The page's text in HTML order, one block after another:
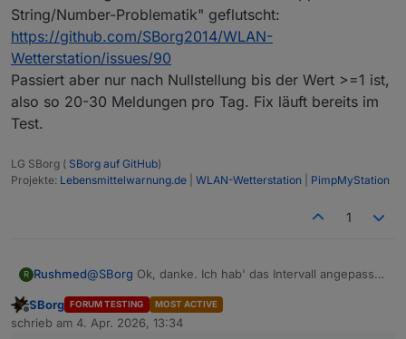
(IMHO) nicht wirklich sooo wichtig. In 5 Minuten wird
sich die Temperatur kaum ändern und der Niederschlag
landet dann halt auf dem nächsten Tag. In meinen
Augen alles verschmerzbar, da die Tolleranzen der
Heim-Wetterstationen eh nicht gerade klein sind.
Ich würde es mal mit 23:54 Uhr und 0:10 Uhr
versuchen, dann sollte es auch mit einem 6-Minuten
vielleicht eine handvoll Pakete pro Tag die als nicht
valide verworfen werden.
String/Number-Problematik" geflutscht:
https://github.com/SBorg2014/WLAN-
Wetterstation/issues/90
Passiert aber nur nach Nullstellung bis der Wert >=1 ist,
also so 20-30 Meldungen pro Tag. Fix läuft bereits im
Test.
LG SBorg ( SBorg auf GitHub)
Projekte: Lebensmittelwarnung.de WLAN-Wetterstation PimpMyStation
1
R Rushmed@SBorg Ok, danke. Ich hab' das Intervall angepasst.
Datenpakete ankommen und verworfen werden?
Offline
SBorg FORUM TESTING MOST ACTIVE
schrieb am 4. Apr. 2026, 13:34
zuletzt editiert von